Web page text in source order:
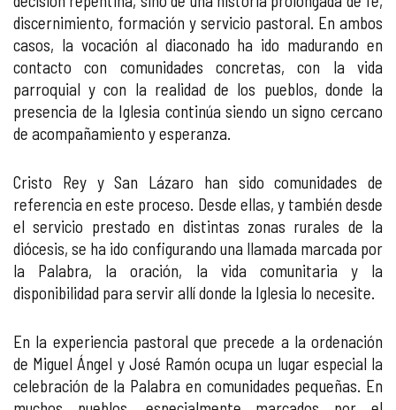
discernimiento, formación y servicio pastoral. En ambos
casos, la vocación al diaconado ha ido madurando en
contacto con comunidades concretas, con la vida
parroquial y con la realidad de los pueblos, donde la
presencia de la Iglesia continúa siendo un signo cercano
de acompañamiento y esperanza.
Cristo Rey y San Lázaro han sido comunidades de
referencia en este proceso. Desde ellas, y también desde
el servicio prestado en distintas zonas rurales de la
diócesis, se ha ido configurando una llamada marcada por
la Palabra, la oración, la vida comunitaria y la
disponibilidad para servir allí donde la Iglesia lo necesite.
En la experiencia pastoral que precede a la ordenación
de Miguel Ángel y José Ramón ocupa un lugar especial la
celebración de la Palabra en comunidades pequeñas. En